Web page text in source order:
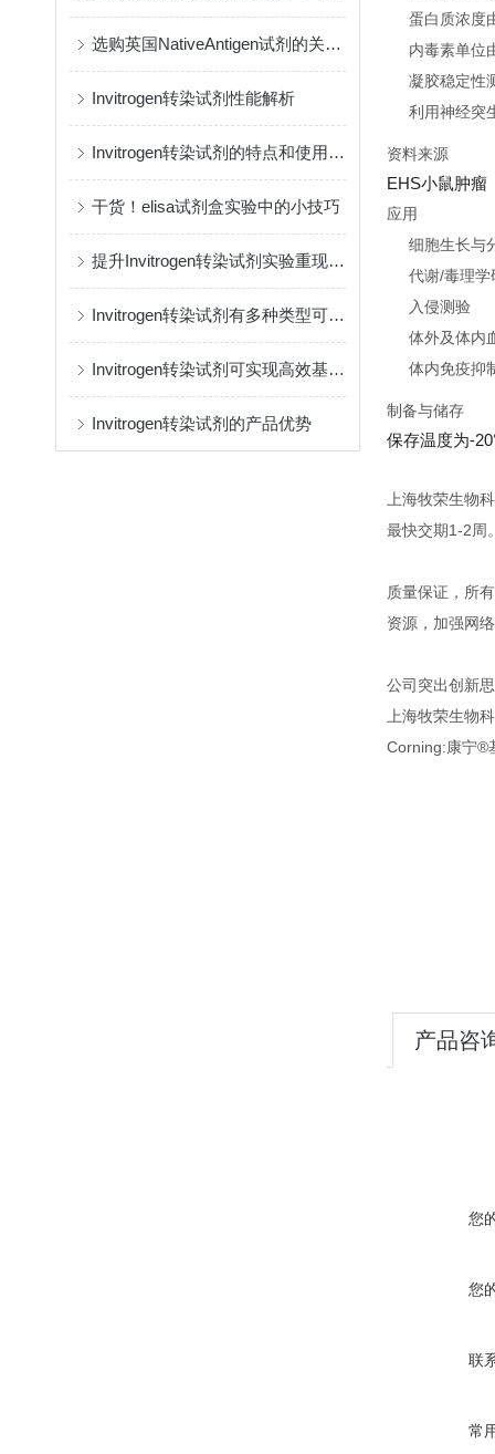
选购英国NativeAntigen试剂的关键要点
Invitrogen转染试剂性能解析
Invitrogen转染试剂的特点和使用方法
干货！elisa试剂盒实验中的小技巧
提升Invitrogen转染试剂实验重现性，理清容易被忽略的实验变量
Invitrogen转染试剂有多种类型可供选择
Invitrogen转染试剂可实现高效基因转染
Invitrogen转染试剂的产品优势
蛋白质浓度
内毒素单位
凝胶稳定性
利用神经突
资料来源
EHS小鼠肿瘤
应用
细胞生长与
代谢/毒理学
入侵测验
体外及体内
体内免疫抑
制备与储存
保存温度为-
上海牧荣生物
最快交期1-2周
质量保证，所
资源，加强网
公司突出创新
上海牧荣生物
Corning:康宁®
产品咨
您
您
联
常